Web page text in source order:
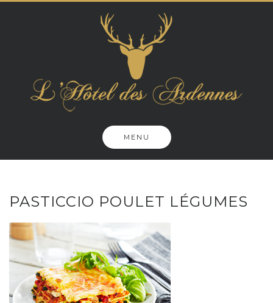
MENU
PASTICCIO POULET LÉGUMES